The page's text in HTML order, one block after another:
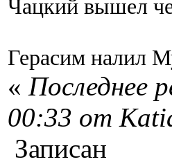
Чацкий вышел
Герасим налил
« Последнее
00:33 от
Записан